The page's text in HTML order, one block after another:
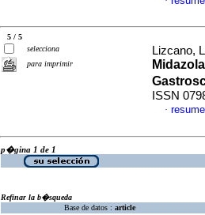
5 / 5
selecciona
para imprimir
Lizcano,
ISSN
·
p�gina 1 de 1
Refinar la b�squeda
Base de datos : article